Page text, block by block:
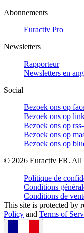
Abonnements
Euractiv Pro
Newsletters
Rapporteur
Newsletters en
Social
Bezoek ons op
Bezoek ons op
Bezoek ons op
Bezoek ons op
Bezoek ons op
© 2026 Euractiv FR. All
Politique de
Conditions
Conditions de
This site is protected by
Policy and Terms of